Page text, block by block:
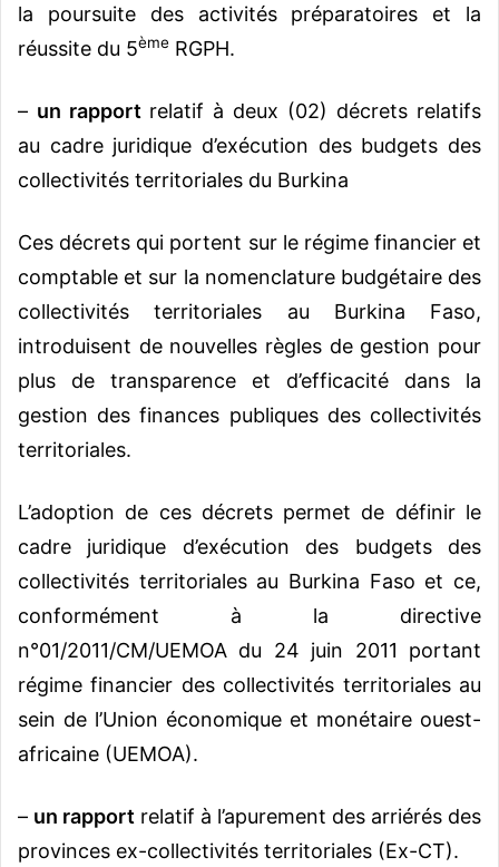
la poursuite des activités préparatoires et la
réussite du 5ème RGPH.
– un rapport relatif à deux (02) décrets relatifs
au cadre juridique d’exécution des budgets des
collectivités territoriales du Burkina
Ces décrets qui portent sur le régime financier et
comptable et sur la nomenclature budgétaire des
collectivités territoriales au Burkina Faso,
introduisent de nouvelles règles de gestion pour
plus de transparence et d’efficacité dans la
gestion des finances publiques des collectivités
territoriales.
L’adoption de ces décrets permet de définir le
cadre juridique d’exécution des budgets des
collectivités territoriales au Burkina Faso et ce,
conformément à la directive
n°01/2011/CM/UEMOA du 24 juin 2011 portant
régime financier des collectivités territoriales au
sein de l’Union économique et monétaire ouest-
africaine (UEMOA).
– un rapport relatif à l’apurement des arriérés des
provinces ex-collectivités territoriales (Ex-CT).